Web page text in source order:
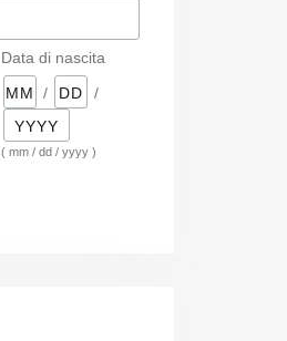
Data di nascita
/
/
( mm / dd / yyyy )